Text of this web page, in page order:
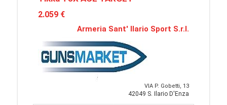
2.059 €
Armeria Sant' Ilario Sport S.r.l.
VIA P. Gobetti, 13
42049 S. Ilario D'Enza